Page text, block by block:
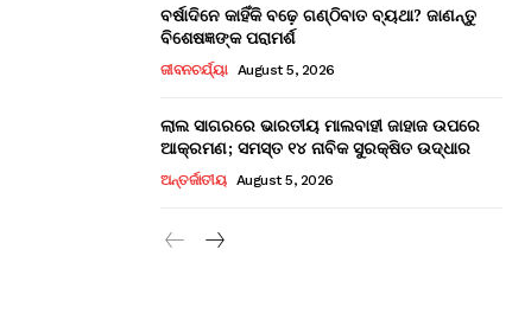
ବର୍ଷାଦିନେ କାହିଁକି ବଢ଼େ ଗଣ୍ଠିବାତ ବ୍ୟଥା? ଜାଣନ୍ତୁ
ବିଶେଷଜ୍ଞଙ୍କ ପରାମର୍ଶ
ଜୀବନଚର୍ଯ୍ୟା August 5, 2026
ଲାଲ ସାଗରରେ ଭାରତୀୟ ମାଲବାହୀ ଜାହାଜ ଉପରେ
ଆକ୍ରମଣ; ସମସ୍ତ ୧୪ ନାବିକ ସୁରକ୍ଷିତ ଉଦ୍ଧାର
ଅନ୍ତର୍ଜାତୀୟ August 5, 2026